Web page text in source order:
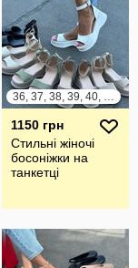
36, 37, 38, 39, 40, 41
1150 грн
Стильні жіночі
босоніжки на
танкетці